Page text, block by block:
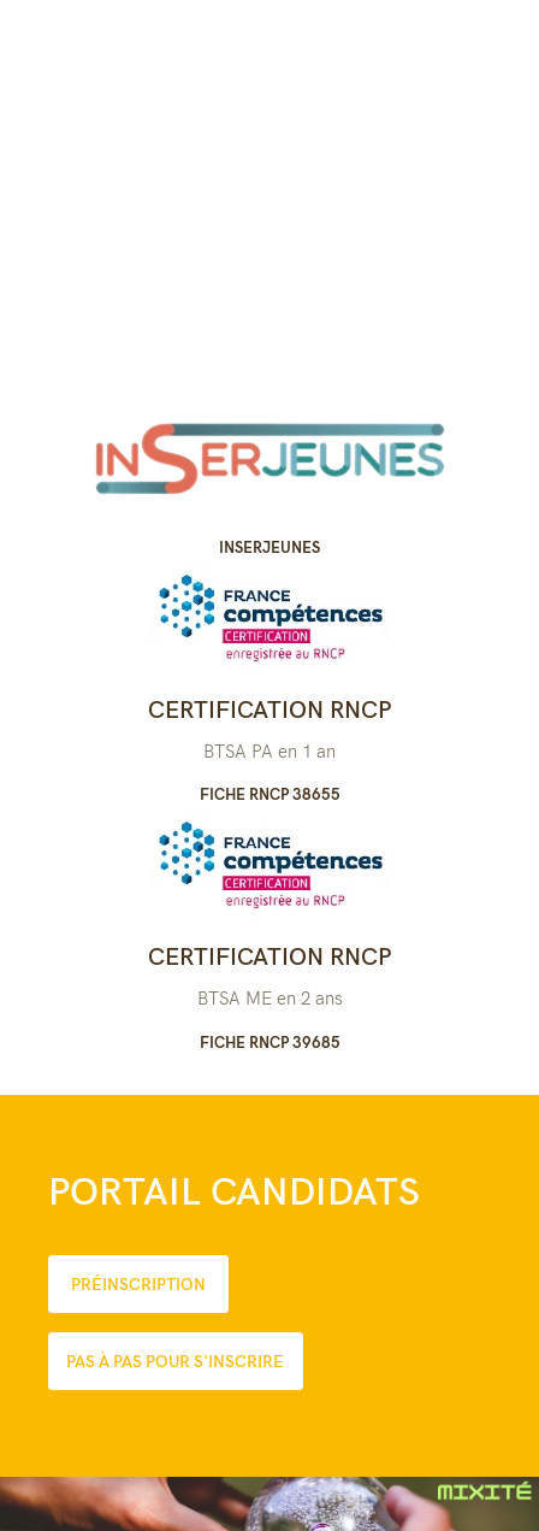
INSERJEUNES
CERTIFICATION RNCP
BTSA PA en 1 an
FICHE RNCP 38655
CERTIFICATION RNCP
BTSA ME en 2 ans
FICHE RNCP 39685
PORTAIL CANDIDATS
PRÉINSCRIPTION
PAS À PAS POUR S'INSCRIRE